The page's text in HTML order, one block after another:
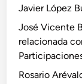
Javier López
José Vicente
relacionada
Rosario